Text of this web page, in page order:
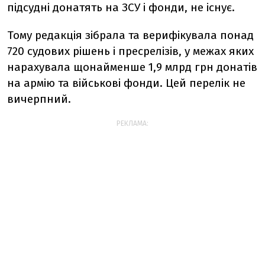
підсудні донатять на ЗСУ і фонди, не існує.
Тому редакція зібрала та верифікувала понад
720 судових рішень і пресрелізів, у межах яких
нарахувала щонайменше 1,9 млрд грн донатів
на армію та військові фонди. Цей перелік не
вичерпний.
РЕКЛАМА: